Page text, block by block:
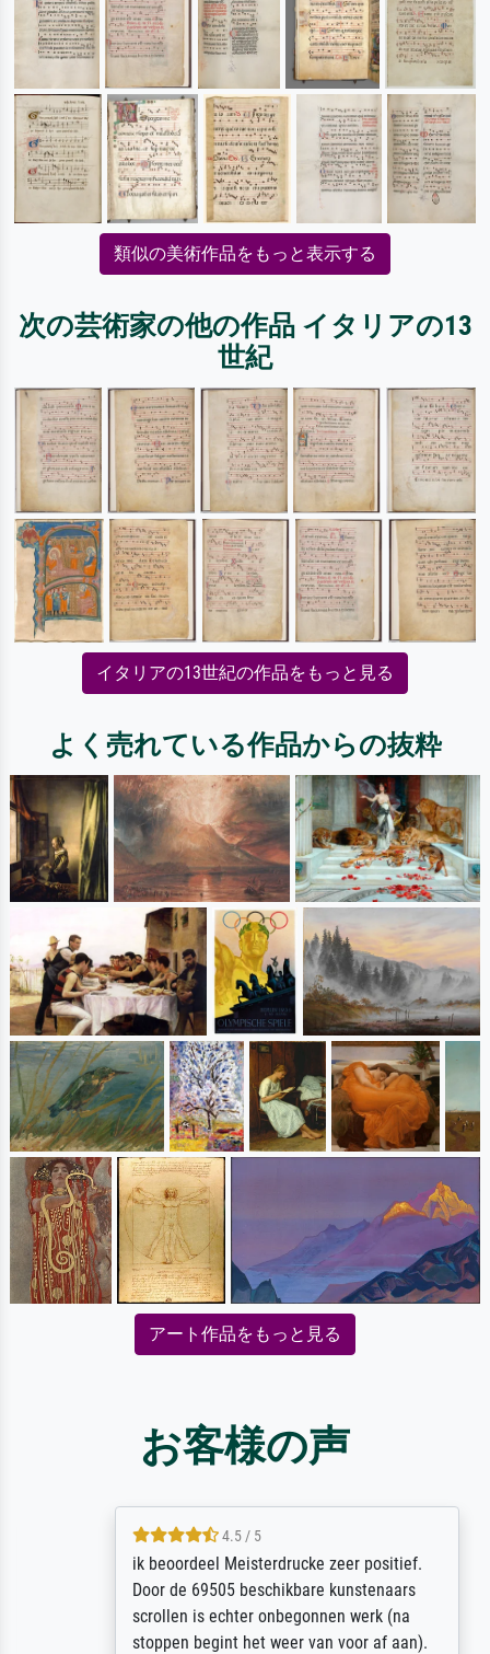
類似の美術作品をもっと表示する
次の芸術家の他の作品 イタリアの13
世紀
イタリアの13世紀の作品をもっと見る
よく売れている作品からの抜粋
アート作品をもっと見る
お客様の声
4.5 / 5
ik beoordeel Meisterdrucke zeer positief.
Door de 69505 beschikbare kunstenaars
scrollen is echter onbegonnen werk (na
stoppen begint het weer van voor af aan).